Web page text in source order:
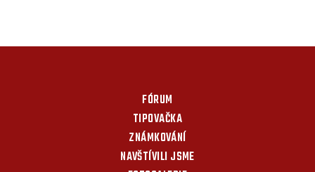
FÓRUM
TIPOVAČKA
ZNÁMKOVÁNÍ
NAVŠTÍVILI JSME